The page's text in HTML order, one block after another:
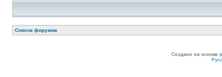
Список форумов
Создано на основе